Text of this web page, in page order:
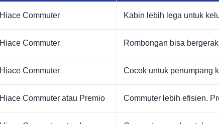
Hiace Commuter Kabin lebih lega untuk
Hiace Commuter Rombongan bisa
Hiace Commuter Cocok untuk penumpang
Hiace Commuter atau Premio Commuter lebih efisien.